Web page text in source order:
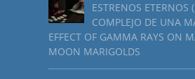
ESTRENOS ETERNOS
COMPLEJO DE UNA
EFFECT OF GAMMA RAYS ON
MOON MARIGOLDS